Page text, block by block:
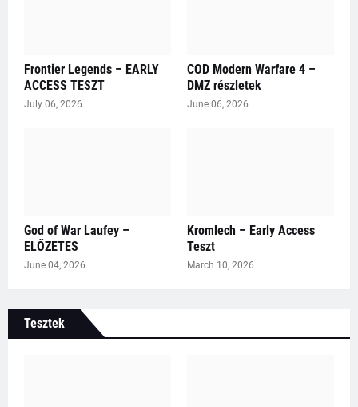
Frontier Legends – EARLY
ACCESS TESZT
July 06, 2026
COD Modern Warfare 4 –
DMZ részletek
June 06, 2026
God of War Laufey –
ELŐZETES
June 04, 2026
Kromlech – Early Access
Teszt
March 10, 2026
Tesztek